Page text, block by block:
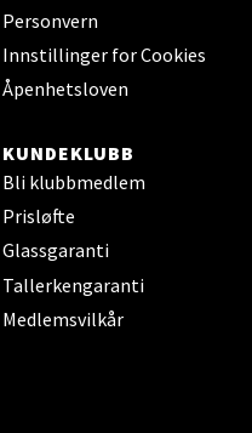
Personvern
Innstillinger for Cookies
Åpenhetsloven
KUNDEKLUBB
Bli klubbmedlem
Prisløfte
Glassgaranti
Tallerkengaranti
Medlemsvilkår
Velg